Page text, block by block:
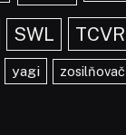
SWL TCVR
yagi zosilňovač